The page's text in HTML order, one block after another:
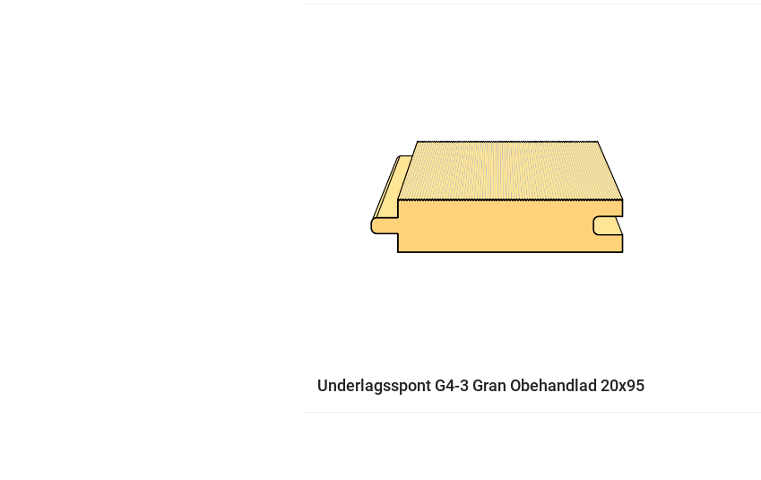
Underlagsspont G4-3 Gran Obehandlad 20x95